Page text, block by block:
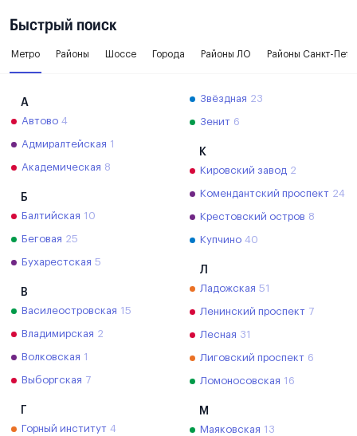
Быстрый поиск
Метро Районы Шоссе Города Районы ЛО Районы Санкт-
А
Автово 4
Адмиралтейская 1
Академическая 8
Б
Балтийская 10
Беговая 25
Бухарестская 5
В
Василеостровская 15
Владимирская 2
Волковская 1
Выборгская 7
Горный институт 4
Звёздная 23
Зенит 6
К
Кировский завод 2
Комендантский проспект 24
Крестовский остров 8
Купчино 40
Л
Ладожская 51
Ленинский проспект 7
Лесная 31
Лиговский проспект 6
Ломоносовская 16
М
Маяковская 13